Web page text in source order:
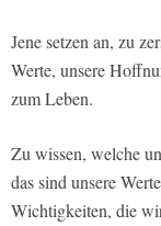
Jene setzen an, zu
Werte, unsere
zum Leben.
Zu wissen, welche
das sind unsere
Wichtigkeiten, die